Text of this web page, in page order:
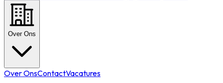
Over Ons
Over OnsContactVacatures